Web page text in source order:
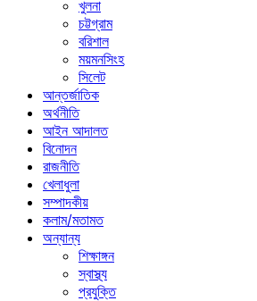
খুলনা
চট্টগ্রাম
বরিশাল
ময়মনসিংহ
সিলেট
আন্তর্জাতিক
অর্থনীতি
আইন আদালত
বিনোদন
রাজনীতি
খেলাধুলা
সম্পাদকীয়
কলাম/মতামত
অন্যান্য
শিক্ষাঙ্গন
স্বাস্থ্য
প্রযুক্তি